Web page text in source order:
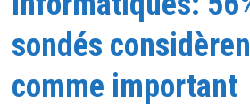
sondés
comme important